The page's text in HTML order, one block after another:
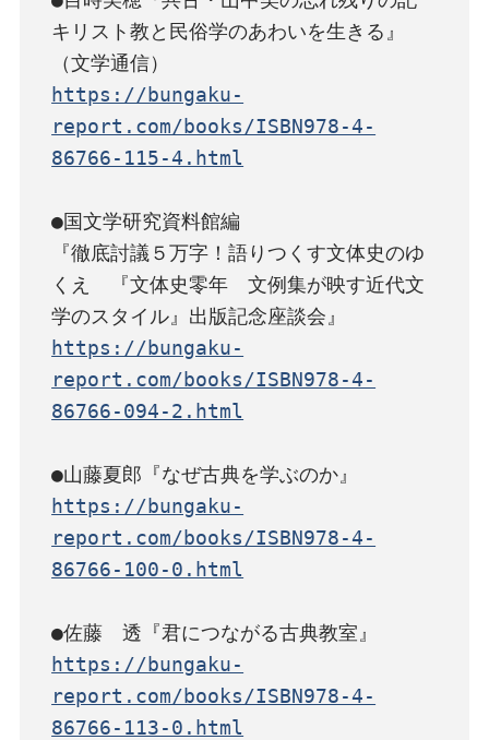
キリスト教と民俗学のあわいを生きる』
https://bungaku-
report.com/books/ISBN978-4-
86766-115-4.html
●国文学研究資料館編
『徹底討議５万字！語りつくす文体史のゆ
くえ　『文体史零年　文例集が映す近代文
https://bungaku-
report.com/books/ISBN978-4-
86766-094-2.html
https://bungaku-
report.com/books/ISBN978-4-
86766-100-0.html
https://bungaku-
report.com/books/ISBN978-4-
86766-113-0.html